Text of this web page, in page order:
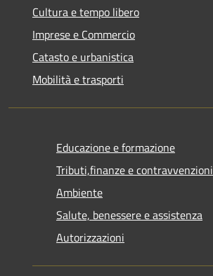
Cultura e tempo libero
Imprese e Commercio
Catasto e urbanistica
Mobilità e trasporti
Educazione e formazione
Tributi,finanze e contravvenzioni
Ambiente
Salute, benessere e assistenza
Autorizzazioni